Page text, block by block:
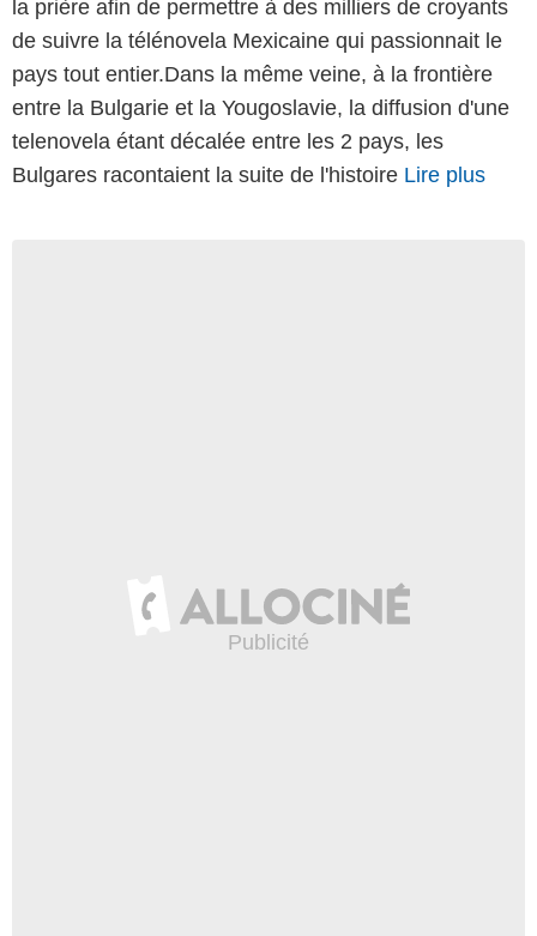
la prière afin de permettre à des milliers de croyants
de suivre la télénovela Mexicaine qui passionnait le
pays tout entier.Dans la même veine, à la frontière
entre la Bulgarie et la Yougoslavie, la diffusion d'une
telenovela étant décalée entre les 2 pays, les
Bulgares racontaient la suite de l'histoire Lire plus